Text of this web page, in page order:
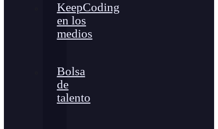
KeepCoding
en los
medios
Bolsa
de
talento